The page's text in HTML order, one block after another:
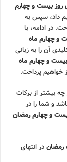
روز بیست و چهارم
داد، سپس به
در ادامه، با
و چهارم ماه
آن را به زبانی
و چهارم ماه
خواهیم پرداخت.
بیشتر از برکات
و شما را در
و چهارم رمضان
رمضاندر انتهای